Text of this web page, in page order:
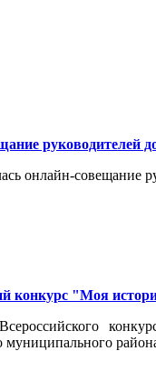
руководителей
онлайн-совещание
конкурс "Моя
муниципального